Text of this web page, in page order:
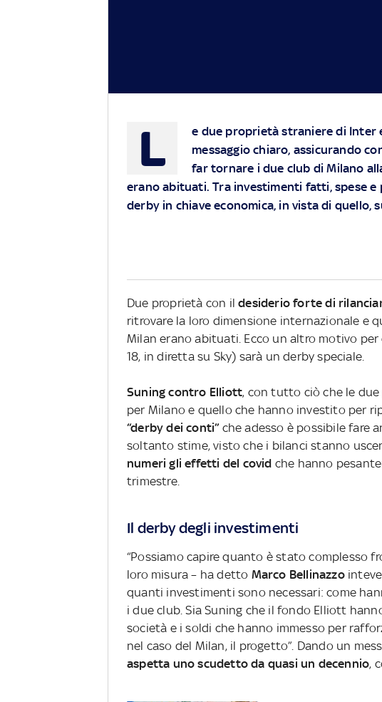
L
e due proprietà straniere di Inter
messaggio chiaro, assicurando
far tornare i due club di Milano
erano abituati. Tra investimenti fatti, spese e
derby in chiave economica, in vista di quello,
Due proprietà con ildesiderio forte di
ritrovare la loro dimensione internazionale e
Milan erano abituati. Ecco un altro motivo per
18, in diretta su Sky) sarà un derby speciale.
Suning contro Elliott, con tutto ciò che le
per Milano e quello che hanno investito per
“derby dei conti” che adesso è possibile fare
soltanto stime, visto che i bilanci stanno
numeri gli effetti del covid che hanno
trimestre.
Il derby degli investimenti
“Possiamo capire quanto è stato complesso
loro misura – ha detto Marco Bellinazzo
quanti investimenti sono necessari: come
i due club. Sia Suning che il fondo Elliott
società e i soldi che hanno immesso per
nel caso del Milan, il progetto”. Dando un
aspetta uno scudetto da quasi un decennio,